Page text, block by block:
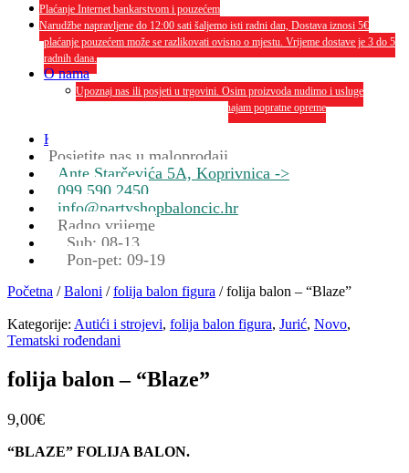
Plaćanje Internet bankarstvom i pouzećem
Narudžbe napravljene do 12:00 sati šaljemo isti radni dan, Dostava iznosi 5€
plaćanje pouzećem može se razlikovati ovisno o mjestu. Vrijeme dostave je 3 do 5
radnih dana.
O nama
Upoznaj nas ili posjeti u trgovini. Osim proizvoda nudimo i usluge
dekoriranja interijera i eksterija te najam popratne opreme
Kontakt
Posjetite nas u maloprodaji
Ante Starčevića 5A, Koprivnica ->
099 590 2450
info@partyshopbaloncic.hr
Radno vrijeme
Sub: 08-13
Pon-pet: 09-19
Početna /Baloni /folija balon figura / folija balon – “Blaze”
Kategorije: Autići i strojevi, folija balon figura, Jurić, Novo,
Tematski rođendani
folija balon – “Blaze”
9,00€
“BLAZE” FOLIJA BALON.